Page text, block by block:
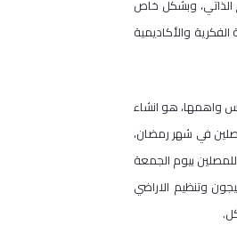
الذاتي، وبشكل خاص
والأكاديمية
واهمها، هو انشاء
في شهر رمضان،
بيوم الجمعة
وتنظيم الاراضي